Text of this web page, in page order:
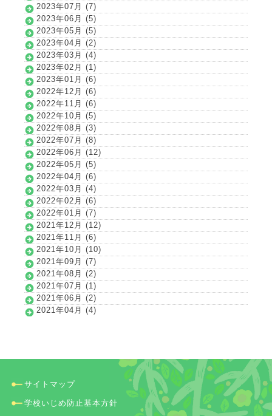
2023年07月 (7)
2023年06月 (5)
2023年05月 (5)
2023年04月 (2)
2023年03月 (4)
2023年02月 (1)
2023年01月 (6)
2022年12月 (6)
2022年11月 (6)
2022年10月 (5)
2022年08月 (3)
2022年07月 (8)
2022年06月 (12)
2022年05月 (5)
2022年04月 (6)
2022年03月 (4)
2022年02月 (6)
2022年01月 (7)
2021年12月 (12)
2021年11月 (6)
2021年10月 (10)
2021年09月 (7)
2021年08月 (2)
2021年07月 (1)
2021年06月 (2)
2021年04月 (4)
サイトマップ
学校いじめ防止基本方針